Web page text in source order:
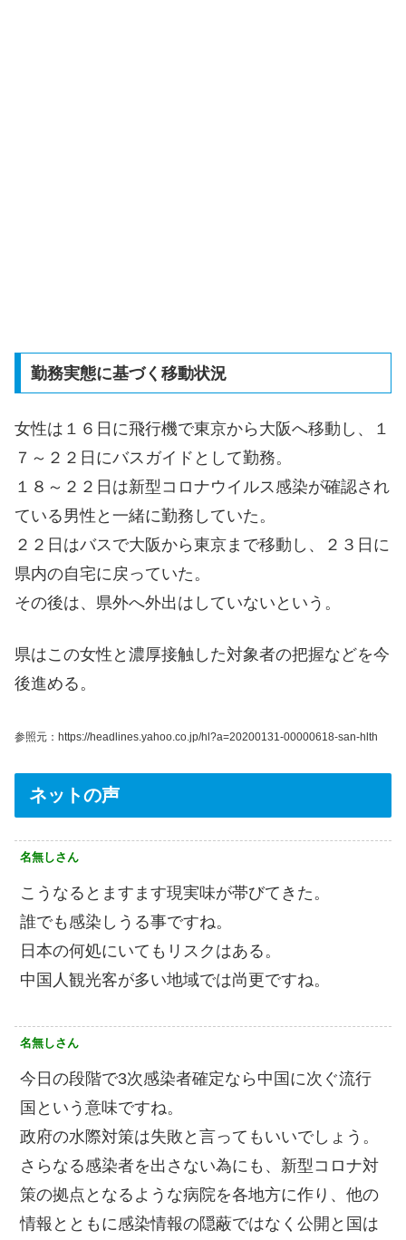
勤務実態に基づく移動状況
女性は１６日に飛行機で東京から大阪へ移動し、１
７～２２日にバスガイドとして勤務。
１８～２２日は新型コロナウイルス感染が確認され
ている男性と一緒に勤務していた。
２２日はバスで大阪から東京まで移動し、２３日に
県内の自宅に戻っていた。
その後は、県外へ外出はしていないという。
県はこの女性と濃厚接触した対象者の把握などを今
後進める。
参照元：https://headlines.yahoo.co.jp/hl?a=20200131-00000618-san-hlth
ネットの声
名無しさん
こうなるとますます現実味が帯びてきた。
誰でも感染しうる事ですね。
日本の何処にいてもリスクはある。
中国人観光客が多い地域では尚更ですね。
名無しさん
今日の段階で3次感染者確定なら中国に次ぐ流行
国という意味ですね。
政府の水際対策は失敗と言ってもいいでしょう。
さらなる感染者を出さない為にも、新型コロナ対
策の拠点となるような病院を各地方に作り、他の
情報とともに感染情報の隠蔽ではなく公開と国は